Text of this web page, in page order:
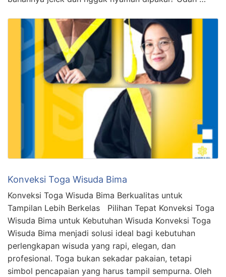
Konveksi Toga Wisuda Bima
Konveksi Toga Wisuda Bima Berkualitas untuk
Tampilan Lebih Berkelas Pilihan Tepat Konveksi Toga
Wisuda Bima untuk Kebutuhan Wisuda Konveksi Toga
Wisuda Bima menjadi solusi ideal bagi kebutuhan
perlengkapan wisuda yang rapi, elegan, dan
profesional. Toga bukan sekadar pakaian, tetapi
simbol pencapaian yang harus tampil sempurna. Oleh